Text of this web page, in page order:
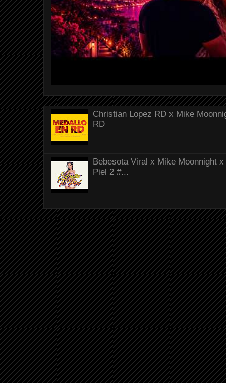
Christian Lopez RD x Mike
RD
Bebesota Viral x Mike Moonnight
Piel 2 #...